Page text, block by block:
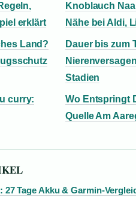
erklärt
Knoblauch
Nähe bei Aldi,
Land?
Dauer bis zum
Stadien
curry:
Wo Entspringt
Quelle Am
27 Tage Akku & Garmin-